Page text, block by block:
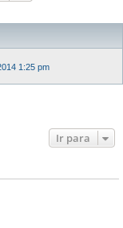
i
1:25 pm
Ir para